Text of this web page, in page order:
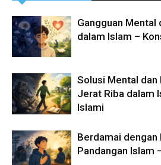
Gangguan Mental
dalam Islam –
Solusi Mental dan
Jerat Riba dalam
Islami
Berdamai dengan
Pandangan Islam